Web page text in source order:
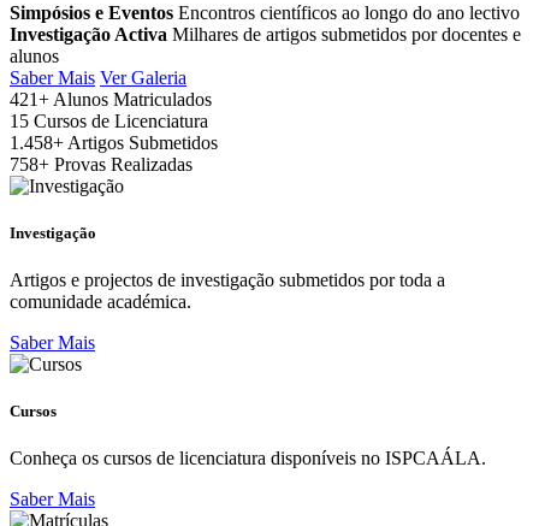
Simpósios e Eventos Encontros científicos ao longo do ano lectivo
Investigação Activa Milhares de artigos submetidos por docentes e
alunos
Saber Mais Ver Galeria
421+ Alunos Matriculados
15 Cursos de Licenciatura
1.458+ Artigos Submetidos
758+ Provas Realizadas
Investigação
Artigos e projectos de investigação submetidos por toda a
comunidade académica.
Saber Mais
Cursos
Conheça os cursos de licenciatura disponíveis no ISPCAÁLA.
Saber Mais